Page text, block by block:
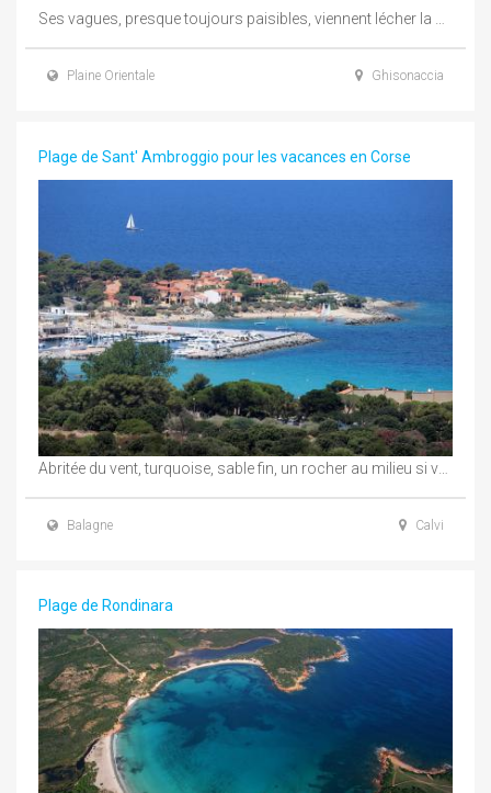
Plaine Orientale Ghisonaccia
Plage de Sant' Ambroggio pour les vacances en Corse
Balagne Calvi
Plage de Rondinara